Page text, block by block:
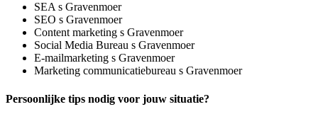
SEA s Gravenmoer
SEO s Gravenmoer
Content marketing s Gravenmoer
Social Media Bureau s Gravenmoer
E-mailmarketing s Gravenmoer
Marketing communicatiebureau s Gravenmoer
Persoonlijke tips nodig voor jouw situatie?